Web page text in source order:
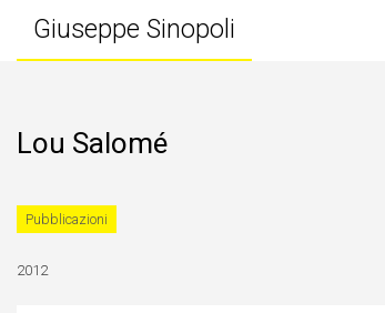
Giuseppe Sinopoli
Lou Salomé
Pubblicazioni
2012